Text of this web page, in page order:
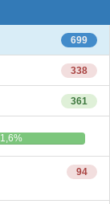
699
338
361
94